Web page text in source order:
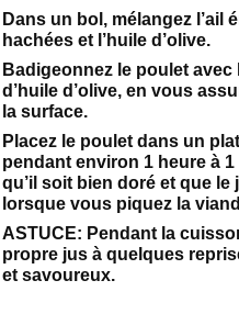
Dans un bol, mélangez l’ail
hachées et l’huile d’olive.
Badigeonnez le poulet avec
d’huile d’olive, en vous
la surface.
Placez le poulet dans un
pendant environ 1 heure à
qu’il soit bien doré et que
lorsque vous piquez la
ASTUCE: Pendant la
propre jus à quelques
et savoureux.